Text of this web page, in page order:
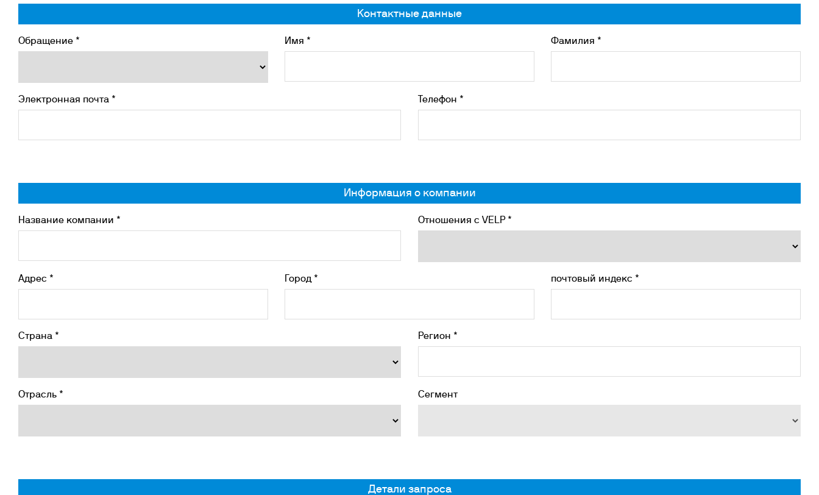
Турбидиметры
Контактные данные
Обращение * Имя * Фамилия *
Электронная почта * Телефон *
Информация о компании
Название компании * Отношения с VELP *
Адрес * Город * почтовый индекс *
Страна * Регион *
Отрасль * Сегмент
Детали запроса